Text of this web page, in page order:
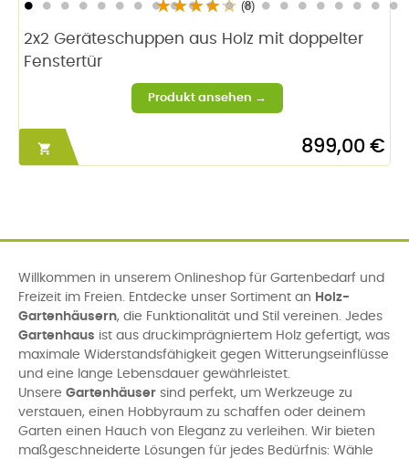
(8)
2x2 Geräteschuppen aus Holz mit doppelter
Fenstertür
 899,00 €
Willkommen in unserem Onlineshop für Gartenbedarf und
Freizeit im Freien. Entdecke unser Sortiment an Holz-
Gartenhäusern, die Funktionalität und Stil vereinen. Jedes
Gartenhaus ist aus druckimprägniertem Holz gefertigt, was
maximale Widerstandsfähigkeit gegen Witterungseinflüsse
und eine lange Lebensdauer gewährleistet.
Unsere Gartenhäuser sind perfekt, um Werkzeuge zu
verstauen, einen Hobbyraum zu schaffen oder deinem
Garten einen Hauch von Eleganz zu verleihen. Wir bieten
maßgeschneiderte Lösungen für jedes Bedürfnis: Wähle